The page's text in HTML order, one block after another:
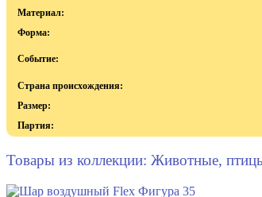
Материал:
Форма:
Событие:
Страна происхождения:
Размер:
Партия:
Товары из коллекции: Животные,